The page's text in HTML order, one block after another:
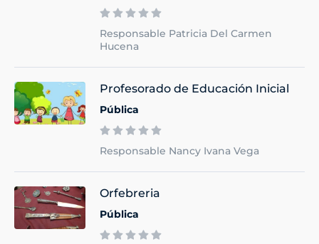
Responsable Patricia Del Carmen
Hucena
Profesorado de Educación Inicial
Pública
Responsable Nancy Ivana Vega
Orfebreria
Pública